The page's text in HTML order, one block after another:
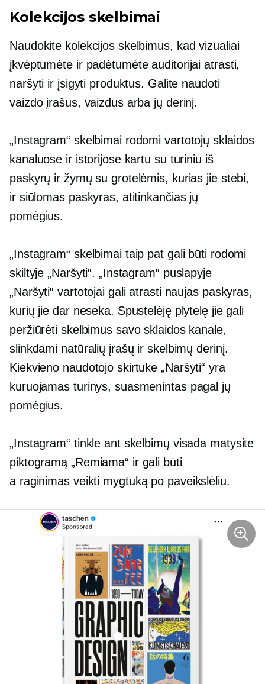
Kolekcijos skelbimai
Naudokite kolekcijos skelbimus, kad vizualiai
įkvėptumėte ir padėtumėte auditorijai atrasti,
naršyti ir įsigyti produktus. Galite naudoti
vaizdo įrašus, vaizdus arba jų derinį.
„Instagram“ skelbimai rodomi vartotojų sklaidos
kanaluose ir istorijose kartu su turiniu iš
paskyrų ir žymų su grotelėmis, kurias jie stebi,
ir siūlomas paskyras, atitinkančias jų
pomėgius.
„Instagram“ skelbimai taip pat gali būti rodomi
skiltyje „Naršyti“. „Instagram“ puslapyje
„Naršyti“ vartotojai gali atrasti naujas paskyras,
kurių jie dar neseka. Spustelėję plytelę jie gali
peržiūrėti skelbimus savo sklaidos kanale,
slinkdami natūralių įrašų ir skelbimų derinį.
Kiekvieno naudotojo skirtuke „Naršyti“ yra
kuruojamas turinys, suasmenintas pagal jų
pomėgius.
„Instagram“ tinkle ant skelbimų visada matysite
piktogramą „Remiama“ ir gali būti
a raginimas veikti mygtuką po paveikslėliu.